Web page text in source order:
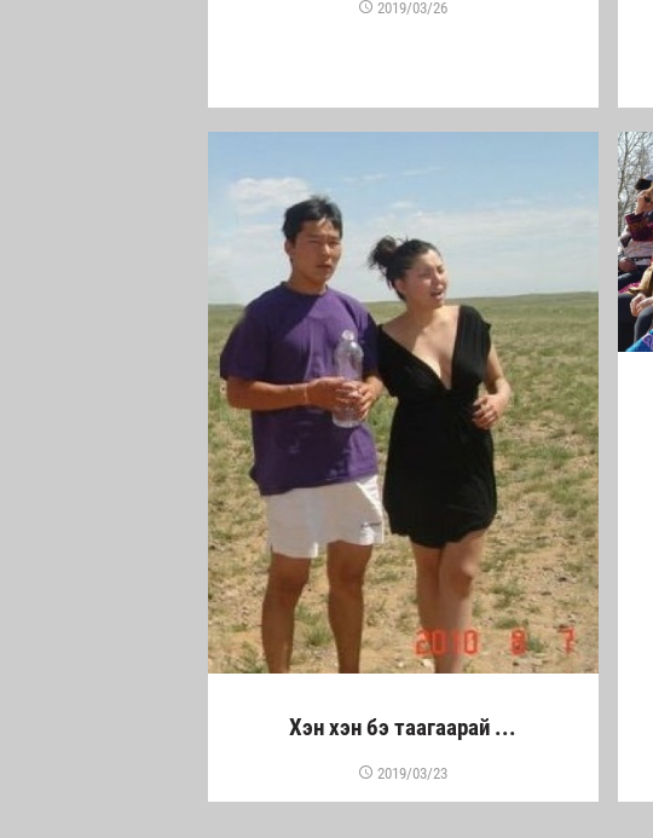
2019/03/26
Хэн хэн бэ таагаарай ...
2019/03/23